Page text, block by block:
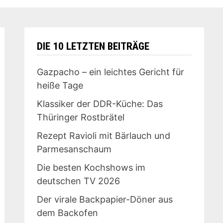
DIE 10 LETZTEN BEITRÄGE
Gazpacho – ein leichtes Gericht für
heiße Tage
Klassiker der DDR-Küche: Das
Thüringer Rostbrätel
Rezept Ravioli mit Bärlauch und
Parmesanschaum
Die besten Kochshows im
deutschen TV 2026
Der virale Backpapier-Döner aus
dem Backofen